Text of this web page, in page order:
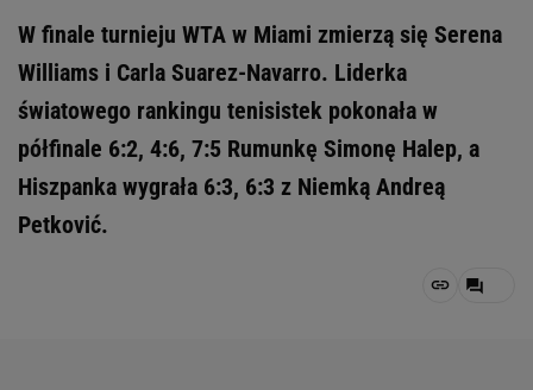
W finale turnieju WTA w Miami zmierzą się Serena
Williams i Carla Suarez-Navarro. Liderka
światowego rankingu tenisistek pokonała w
półfinale 6:2, 4:6, 7:5 Rumunkę Simonę Halep, a
Hiszpanka wygrała 6:3, 6:3 z Niemką Andreą
Petković.